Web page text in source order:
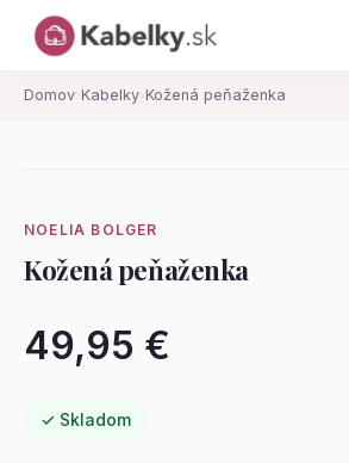
Domov› Kabelky› Kožená peňaženka
NOELIA BOLGER
Kožená peňaženka
49,95 €
✓ Skladom